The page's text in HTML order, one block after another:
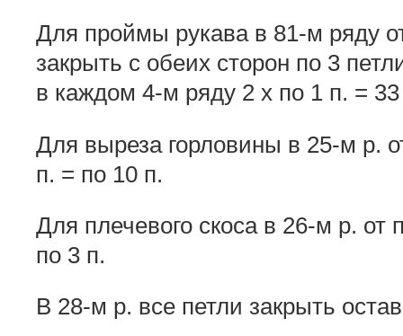
Для проймы рукава в 81-м ряду
закрыть с обеих сторон по 3
в каждом 4-м ряду 2 х по 1 п. =
Для выреза горловины в 25-м р.
п. = по 10 п.
Для плечевого скоса в 26-м р.
по 3 п.
В 28-м р. все петли закрыть